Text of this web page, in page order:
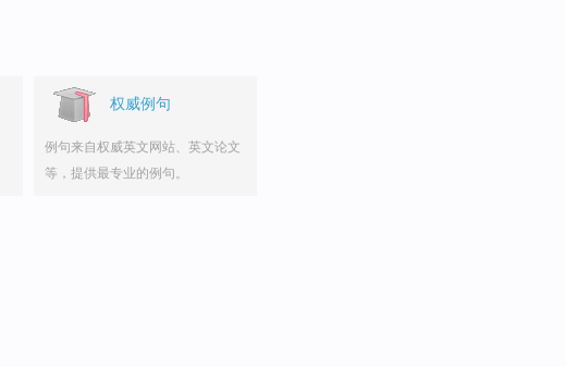
权威例句
例句来自权威英文网站、英文论文
等，提供最专业的例句。